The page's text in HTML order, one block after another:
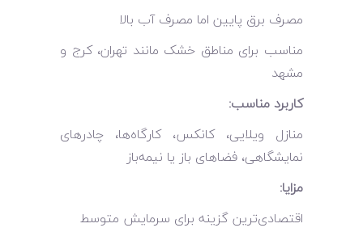
مصرف برق پایین اما مصرف آب بالا
مناسب برای مناطق خشک مانند تهران، کرج و
مشهد
کاربرد مناسب:
منازل ویلایی، کانکس، کارگاه‌ها، چادرهای
نمایشگاهی، فضاهای باز یا نیمه‌باز
مزایا:
اقتصادی‌ترین گزینه برای سرمایش متوسط